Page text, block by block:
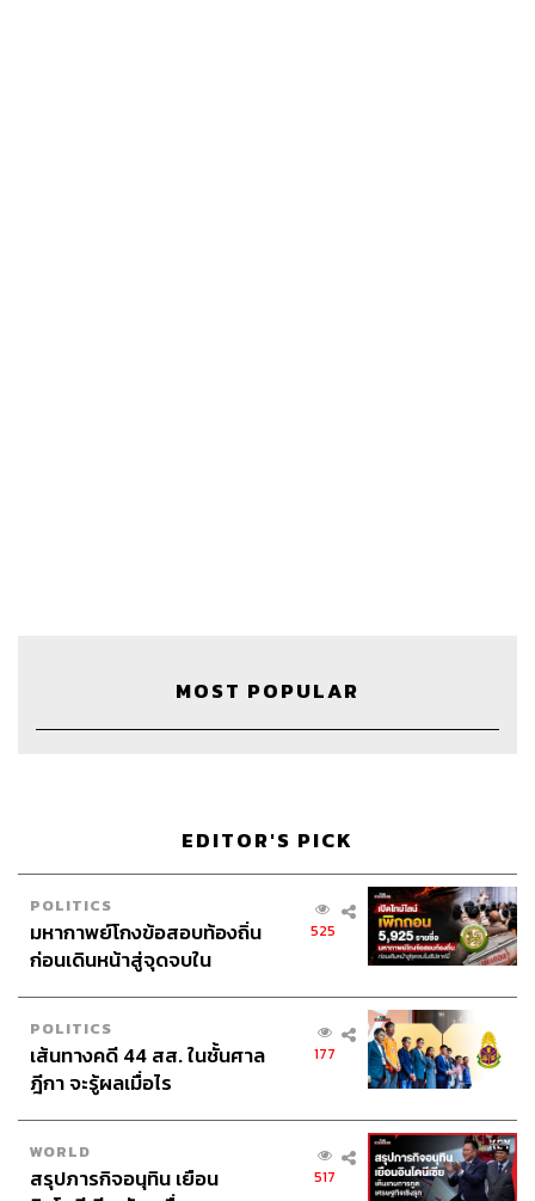
MOST POPULAR
EDITOR'S PICK
POLITICS
มหากาพย์โกงข้อสอบท้องถิ่น
ก่อนเดินหน้าสู่จุดจบใน
525
POLITICS
เส้นทางคดี 44 สส. ในชั้นศาล
ฎีกา จะรู้ผลเมื่อไร
177
WORLD
สรุปภารกิจอนุทิน เยือน
517